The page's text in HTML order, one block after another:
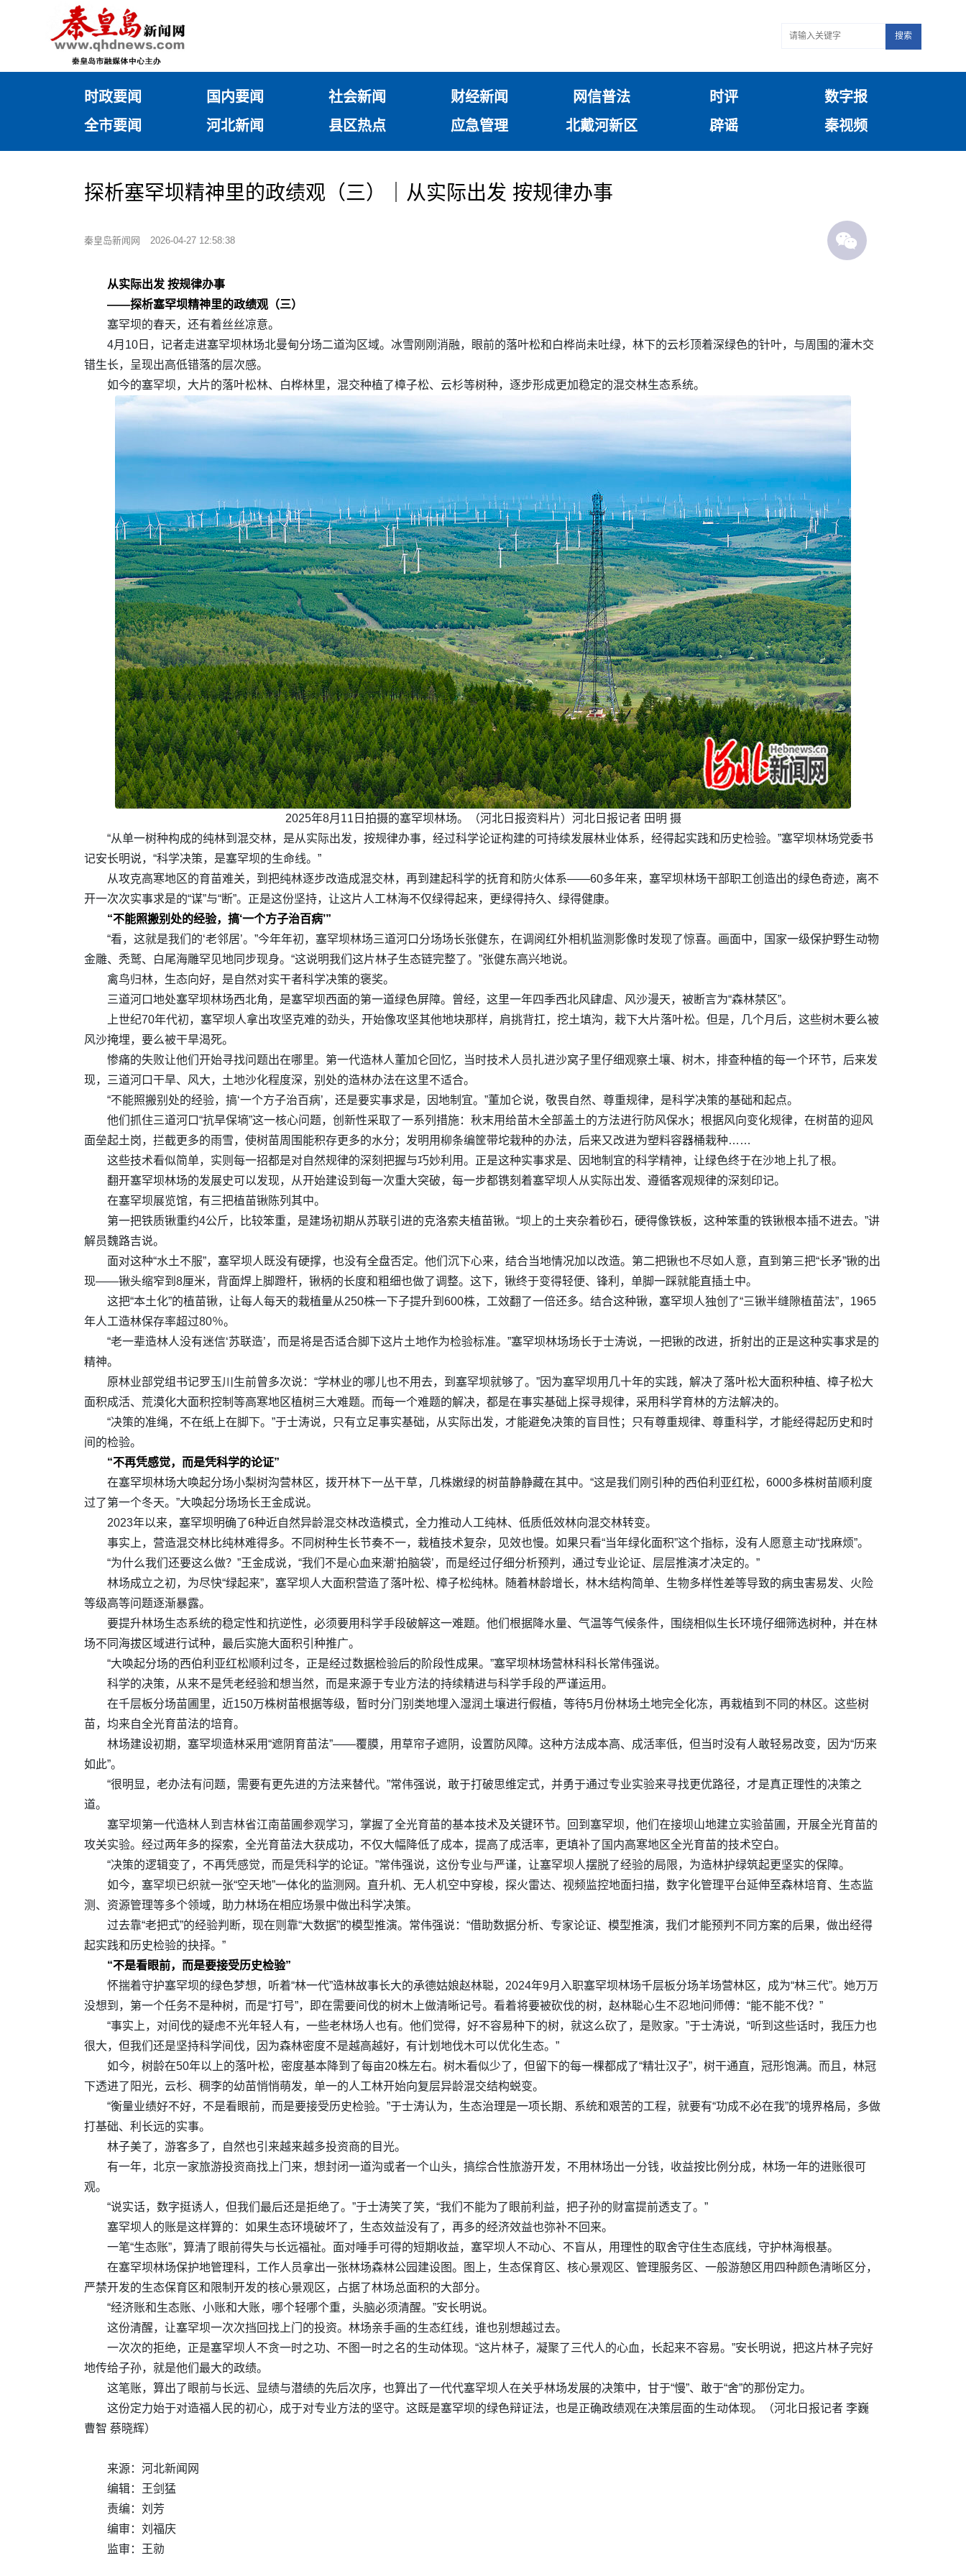
搜索
时政要闻 国内要闻 社会新闻 财经新闻 网信普法 时评
数字报
全市要闻
河北新闻 县区热点 应急管理 北戴河新区 辟谣 秦视频
探析塞罕坝精神里的政绩观（三）｜从实际出发 按规律办事
秦皇岛新闻网 2026-04-27 12:58:38
从实际出发 按规律办事
——探析塞罕坝精神里的政绩观（三）
塞罕坝的春天，还有着丝丝凉意。
4月10日，记者走进塞罕坝林场北曼甸分场二道沟区域。冰雪刚刚消融，眼前的落叶松和白桦尚未吐绿，林下的云杉顶着深绿色的针叶，与周围的灌木交
错生长，呈现出高低错落的层次感。
如今的塞罕坝，大片的落叶松林、白桦林里，混交种植了樟子松、云杉等树种，逐步形成更加稳定的混交林生态系统。
2025年8月11日拍摄的塞罕坝林场。（河北日报资料片）河北日报记者 田明 摄
“从单一树种构成的纯林到混交林，是从实际出发，按规律办事，经过科学论证构建的可持续发展林业体系，经得起实践和历史检验。”塞罕坝林场党委书
记安长明说，“科学决策，是塞罕坝的生命线。”
从攻克高寒地区的育苗难关，到把纯林逐步改造成混交林，再到建起科学的抚育和防火体系——60多年来，塞罕坝林场干部职工创造出的绿色奇迹，离不
开一次次实事求是的“谋”与“断”。正是这份坚持，让这片人工林海不仅绿得起来，更绿得持久、绿得健康。
“不能照搬别处的经验，搞‘一个方子治百病’”
“看，这就是我们的‘老邻居’。”今年年初，塞罕坝林场三道河口分场场长张健东，在调阅红外相机监测影像时发现了惊喜。画面中，国家一级保护野生动物
金雕、秃鹫、白尾海雕罕见地同步现身。“这说明我们这片林子生态链完整了。”张健东高兴地说。
禽鸟归林，生态向好，是自然对实干者科学决策的褒奖。
三道河口地处塞罕坝林场西北角，是塞罕坝西面的第一道绿色屏障。曾经，这里一年四季西北风肆虐、风沙漫天，被断言为“森林禁区”。
上世纪70年代初，塞罕坝人拿出攻坚克难的劲头，开始像攻坚其他地块那样，肩挑背扛，挖土填沟，栽下大片落叶松。但是，几个月后，这些树木要么被
风沙掩埋，要么被干旱渴死。
惨痛的失败让他们开始寻找问题出在哪里。第一代造林人董加仑回忆，当时技术人员扎进沙窝子里仔细观察土壤、树木，排查种植的每一个环节，后来发
现，三道河口干旱、风大，土地沙化程度深，别处的造林办法在这里不适合。
“不能照搬别处的经验，搞‘一个方子治百病’，还是要实事求是，因地制宜。”董加仑说，敬畏自然、尊重规律，是科学决策的基础和起点。
他们抓住三道河口“抗旱保墒”这一核心问题，创新性采取了一系列措施：秋末用给苗木全部盖土的方法进行防风保水；根据风向变化规律，在树苗的迎风
面垒起土岗，拦截更多的雨雪，使树苗周围能积存更多的水分；发明用柳条编筐带坨栽种的办法，后来又改进为塑料容器桶栽种……
这些技术看似简单，实则每一招都是对自然规律的深刻把握与巧妙利用。正是这种实事求是、因地制宜的科学精神，让绿色终于在沙地上扎了根。
翻开塞罕坝林场的发展史可以发现，从开始建设到每一次重大突破，每一步都镌刻着塞罕坝人从实际出发、遵循客观规律的深刻印记。
在塞罕坝展览馆，有三把植苗锹陈列其中。
第一把铁质锹重约4公斤，比较笨重，是建场初期从苏联引进的克洛索夫植苗锹。“坝上的土夹杂着砂石，硬得像铁板，这种笨重的铁锹根本插不进去。”讲
解员魏路吉说。
面对这种“水土不服”，塞罕坝人既没有硬撑，也没有全盘否定。他们沉下心来，结合当地情况加以改造。第二把锹也不尽如人意，直到第三把“长矛”锹的出
现——锹头缩窄到8厘米，背面焊上脚蹬杆，锹柄的长度和粗细也做了调整。这下，锹终于变得轻便、锋利，单脚一踩就能直插土中。
这把“本土化”的植苗锹，让每人每天的栽植量从250株一下子提升到600株，工效翻了一倍还多。结合这种锹，塞罕坝人独创了“三锹半缝隙植苗法”，1965
年人工造林保存率超过80％。
“老一辈造林人没有迷信‘苏联造’，而是将是否适合脚下这片土地作为检验标准。”塞罕坝林场场长于士涛说，一把锹的改进，折射出的正是这种实事求是的
精神。
原林业部党组书记罗玉川生前曾多次说：“学林业的哪儿也不用去，到塞罕坝就够了。”因为塞罕坝用几十年的实践，解决了落叶松大面积种植、樟子松大
面积成活、荒漠化大面积控制等高寒地区植树三大难题。而每一个难题的解决，都是在事实基础上探寻规律，采用科学育林的方法解决的。
“决策的准绳，不在纸上在脚下。”于士涛说，只有立足事实基础，从实际出发，才能避免决策的盲目性；只有尊重规律、尊重科学，才能经得起历史和时
间的检验。
“不再凭感觉，而是凭科学的论证”
在塞罕坝林场大唤起分场小梨树沟营林区，拨开林下一丛干草，几株嫩绿的树苗静静藏在其中。“这是我们刚引种的西伯利亚红松，6000多株树苗顺利度
过了第一个冬天。”大唤起分场场长王金成说。
2023年以来，塞罕坝明确了6种近自然异龄混交林改造模式，全力推动人工纯林、低质低效林向混交林转变。
事实上，营造混交林比纯林难得多。不同树种生长节奏不一，栽植技术复杂，见效也慢。如果只看“当年绿化面积”这个指标，没有人愿意主动“找麻烦”。
“为什么我们还要这么做？”王金成说，“我们不是心血来潮‘拍脑袋’，而是经过仔细分析预判，通过专业论证、层层推演才决定的。”
林场成立之初，为尽快“绿起来”，塞罕坝人大面积营造了落叶松、樟子松纯林。随着林龄增长，林木结构简单、生物多样性差等导致的病虫害易发、火险
等级高等问题逐渐暴露。
要提升林场生态系统的稳定性和抗逆性，必须要用科学手段破解这一难题。他们根据降水量、气温等气候条件，围绕相似生长环境仔细筛选树种，并在林
场不同海拔区域进行试种，最后实施大面积引种推广。
“大唤起分场的西伯利亚红松顺利过冬，正是经过数据检验后的阶段性成果。”塞罕坝林场营林科科长常伟强说。
科学的决策，从来不是凭老经验和想当然，而是来源于专业方法的持续精进与科学手段的严谨运用。
在千层板分场苗圃里，近150万株树苗根据等级，暂时分门别类地埋入湿润土壤进行假植，等待5月份林场土地完全化冻，再栽植到不同的林区。这些树
苗，均来自全光育苗法的培育。
林场建设初期，塞罕坝造林采用“遮阴育苗法”——覆膜，用草帘子遮阴，设置防风障。这种方法成本高、成活率低，但当时没有人敢轻易改变，因为“历来
如此”。
“很明显，老办法有问题，需要有更先进的方法来替代。”常伟强说，敢于打破思维定式，并勇于通过专业实验来寻找更优路径，才是真正理性的决策之
道。
塞罕坝第一代造林人到吉林省江南苗圃参观学习，掌握了全光育苗的基本技术及关键环节。回到塞罕坝，他们在接坝山地建立实验苗圃，开展全光育苗的
攻关实验。经过两年多的探索，全光育苗法大获成功，不仅大幅降低了成本，提高了成活率，更填补了国内高寒地区全光育苗的技术空白。
“决策的逻辑变了，不再凭感觉，而是凭科学的论证。”常伟强说，这份专业与严谨，让塞罕坝人摆脱了经验的局限，为造林护绿筑起更坚实的保障。
如今，塞罕坝已织就一张“空天地”一体化的监测网。直升机、无人机空中穿梭，探火雷达、视频监控地面扫描，数字化管理平台延伸至森林培育、生态监
测、资源管理等多个领域，助力林场在相应场景中做出科学决策。
过去靠“老把式”的经验判断，现在则靠“大数据”的模型推演。常伟强说：“借助数据分析、专家论证、模型推演，我们才能预判不同方案的后果，做出经得
起实践和历史检验的抉择。”
“不是看眼前，而是要接受历史检验”
怀揣着守护塞罕坝的绿色梦想，听着“林一代”造林故事长大的承德姑娘赵林聪，2024年9月入职塞罕坝林场千层板分场羊场营林区，成为“林三代”。她万万
没想到，第一个任务不是种树，而是“打号”，即在需要间伐的树木上做清晰记号。看着将要被砍伐的树，赵林聪心生不忍地问师傅：“能不能不伐？”
“事实上，对间伐的疑虑不光年轻人有，一些老林场人也有。他们觉得，好不容易种下的树，就这么砍了，是败家。”于士涛说，“听到这些话时，我压力也
很大，但我们还是坚持科学间伐，因为森林密度不是越高越好，有计划地伐木可以优化生态。”
如今，树龄在50年以上的落叶松，密度基本降到了每亩20株左右。树木看似少了，但留下的每一棵都成了“精壮汉子”，树干通直，冠形饱满。而且，林冠
下透进了阳光，云杉、稠李的幼苗悄悄萌发，单一的人工林开始向复层异龄混交结构蜕变。
“衡量业绩好不好，不是看眼前，而是要接受历史检验。”于士涛认为，生态治理是一项长期、系统和艰苦的工程，就要有“功成不必在我”的境界格局，多做
打基础、利长远的实事。
林子美了，游客多了，自然也引来越来越多投资商的目光。
有一年，北京一家旅游投资商找上门来，想封闭一道沟或者一个山头，搞综合性旅游开发，不用林场出一分钱，收益按比例分成，林场一年的进账很可
观。
“说实话，数字挺诱人，但我们最后还是拒绝了。”于士涛笑了笑，“我们不能为了眼前利益，把子孙的财富提前透支了。”
塞罕坝人的账是这样算的：如果生态环境破坏了，生态效益没有了，再多的经济效益也弥补不回来。
一笔“生态账”，算清了眼前得失与长远福祉。面对唾手可得的短期收益，塞罕坝人不动心、不盲从，用理性的取舍守住生态底线，守护林海根基。
在塞罕坝林场保护地管理科，工作人员拿出一张林场森林公园建设图。图上，生态保育区、核心景观区、管理服务区、一般游憩区用四种颜色清晰区分，
严禁开发的生态保育区和限制开发的核心景观区，占据了林场总面积的大部分。
“经济账和生态账、小账和大账，哪个轻哪个重，头脑必须清醒。”安长明说。
这份清醒，让塞罕坝一次次挡回找上门的投资。林场亲手画的生态红线，谁也别想越过去。
一次次的拒绝，正是塞罕坝人不贪一时之功、不图一时之名的生动体现。“这片林子，凝聚了三代人的心血，长起来不容易。”安长明说，把这片林子完好
地传给子孙，就是他们最大的政绩。
这笔账，算出了眼前与长远、显绩与潜绩的先后次序，也算出了一代代塞罕坝人在关乎林场发展的决策中，甘于“慢”、敢于“舍”的那份定力。
这份定力始于对造福人民的初心，成于对专业方法的坚守。这既是塞罕坝的绿色辩证法，也是正确政绩观在决策层面的生动体现。（河北日报记者 李巍
曹智 蔡晓辉）
来源：河北新闻网
编辑：王剑猛
责编：刘芳
编审：刘福庆
监审：王勍